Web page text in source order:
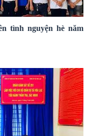
tình nguyện hè năm